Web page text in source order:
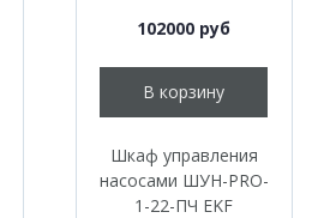
102000 руб
В корзину
Шкаф управления
насосами ШУН-PRO-
1-22-ПЧ EKF